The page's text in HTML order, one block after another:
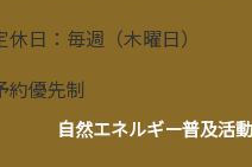
休日：毎週（木曜日）
約優先制
自然エネルギー普及活動